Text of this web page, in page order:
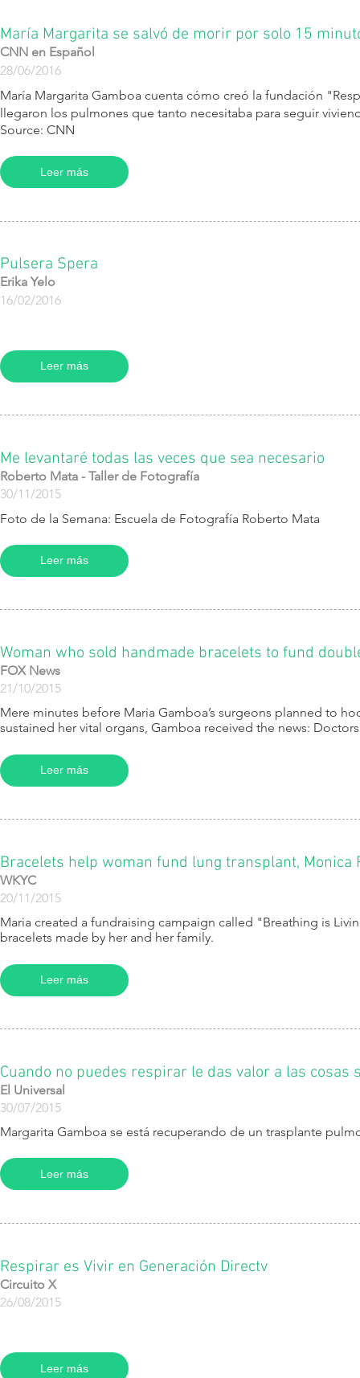
María Margarita se salvó de morir por solo 15
CNN en Español
28/06/2016
María Margarita Gamboa cuenta cómo creó la fundación
llegaron los pulmones que tanto necesitaba para seguir
Source: CNN
Leer más
Pulsera Spera
Erika Yelo
16/02/2016
Leer más
Me levantaré todas las veces que sea necesario
Roberto Mata - Taller de Fotografía
30/11/2015
Foto de la Semana: Escuela de Fotografía Roberto Mata
Leer más
Woman who sold handmade bracelets to fund
FOX News
21/10/2015
Mere minutes before Maria Gamboa’s surgeons planned to
sustained her vital organs, Gamboa received the news:
Leer más
Bracelets help woman fund lung transplant, Monica
WKYC
20/11/2015
Maria created a fundraising campaign called "Breathing is
bracelets made by her and her family.
Leer más
Cuando no puedes respirar le das valor a las cosas
El Universal
30/07/2015
Margarita Gamboa se está recuperando de un trasplante
Leer más
Respirar es Vivir en Generación Directv
Circuito X
26/08/2015
Leer más